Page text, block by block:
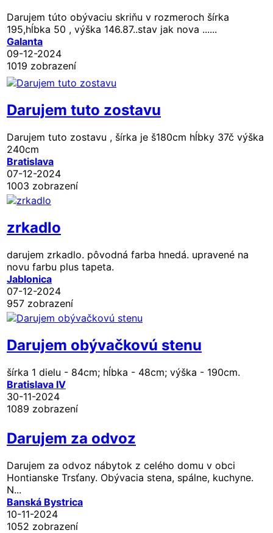
Darujem túto obývaciu skriňu v rozmeroch šírka
195,hĺbka 50 , výška 146.87..stav jak nova ......
Galanta
09-12-2024
1019 zobrazení
Darujem tuto zostavu
Darujem tuto zostavu , šírka je š180cm hĺbky 37č výška
240cm
Bratislava
07-12-2024
1003 zobrazení
zrkadlo
darujem zrkadlo. pôvodná farba hnedá. upravené na
novu farbu plus tapeta.
Jablonica
07-12-2024
957 zobrazení
Darujem obývačkovú stenu
šírka 1 dielu - 84cm; hĺbka - 48cm; výška - 190cm.
Bratislava IV
30-11-2024
1089 zobrazení
Darujem za odvoz
Darujem za odvoz nábytok z celého domu v obci
Hontianske Trsťany. Obývacia stena, spálne, kuchyne.
N...
Banská Bystrica
10-11-2024
1052 zobrazení